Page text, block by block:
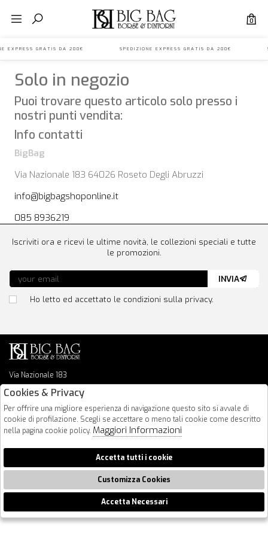
0
EXPRESS GRATIS DA 200€ SPEDIZIONE EXPRESS GRATIS DA 200€
Solo in negozio
Puoi trovare questo articolo solo presso i
nostri punti vendita:
Info contatti
BigBag
Via Nazionale 183 64026 Roseto Degli Abruzzi
info@bigbagshoponline.it
085 8936219
Via Nazionale 183
64026 Roseto Degli Abruzzi
info@bigbagshoponline.it
follow us
Iscriviti ora e ricevi le ultime novità, le collezioni speciali e tutte
le promozioni.
Ho letto ed accettato le condizioni sulla privacy.
INVIA
2026 BigBag - P.iva : 00916940679 Powered by
🍪
Cookies & Privacy
Per offrire una migliore esperienza di navigazione questo sito si avvale di
cookie di profilazione. Scegli se accettare o meno tali cookie come descritto
nella pagina cookie policy. Maggiori Informazioni
Accetta tutti i cookie
Customizza Cookies
Accetta Necessari